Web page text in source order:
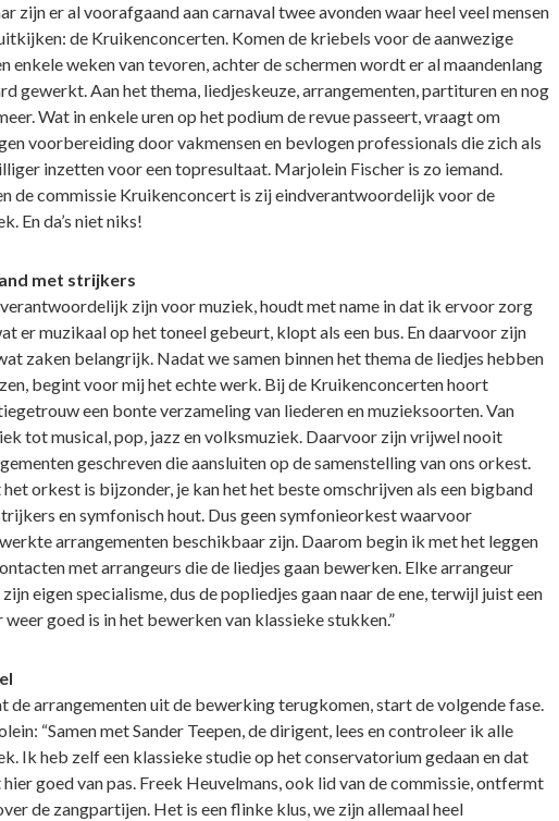
zijn er al voorafgaand aan carnaval twee avonden waar heel veel mensen
de Kruikenconcerten. Komen de kriebels voor de aanwezige
enkele weken van tevoren, achter de schermen wordt er al maandenlang
gewerkt. Aan het thema, liedjeskeuze, arrangementen, partituren en nog
Wat in enkele uren op het podium de revue passeert, vraagt om
voorbereiding door vakmensen en bevlogen professionals die zich als
inzetten voor een topresultaat. Marjolein Fischer is zo iemand.
de commissie Kruikenconcert is zij eindverantwoordelijk voor de
En da’s niet niks!
met strijkers
zijn voor muziek, houdt met name in dat ik ervoor zorg
er muzikaal op het toneel gebeurt, klopt als een bus. En daarvoor zijn
zaken belangrijk. Nadat we samen binnen het thema de liedjes hebben
begint voor mij het echte werk. Bij de Kruikenconcerten hoort
een bonte verzameling van liederen en muzieksoorten. Van
tot musical, pop, jazz en volksmuziek. Daarvoor zijn vrijwel nooit
geschreven die aansluiten op de samenstelling van ons orkest.
orkest is bijzonder, je kan het het beste omschrijven als een bigband
en symfonisch hout. Dus geen symfonieorkest waarvoor
arrangementen beschikbaar zijn. Daarom begin ik met het leggen
met arrangeurs die de liedjes gaan bewerken. Elke arrangeur
eigen specialisme, dus de popliedjes gaan naar de ene, terwijl juist een
weer goed is in het bewerken van klassieke stukken.”
de arrangementen uit de bewerking terugkomen, start de volgende fase.
“Samen met Sander Teepen, de dirigent, lees en controleer ik alle
Ik heb zelf een klassieke studie op het conservatorium gedaan en dat
goed van pas. Freek Heuvelmans, ook lid van de commissie, ontfermt
de zangpartijen. Het is een flinke klus, we zijn allemaal heel